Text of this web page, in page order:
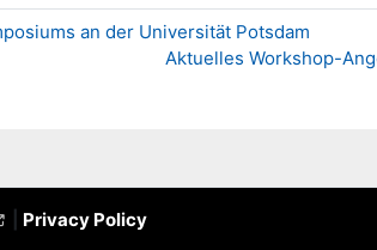
an der Universität Potsdam
Aktuelles Workshop-
Privacy Policy